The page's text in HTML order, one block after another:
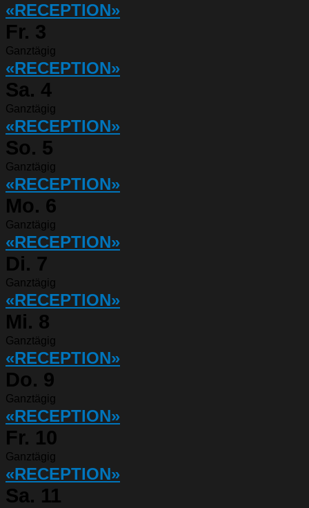
«RECEPTION»
Fr. 3
Ganztägig
«RECEPTION»
Sa. 4
Ganztägig
«RECEPTION»
So. 5
Ganztägig
«RECEPTION»
Mo. 6
Ganztägig
«RECEPTION»
Di. 7
Ganztägig
«RECEPTION»
Mi. 8
Ganztägig
«RECEPTION»
Do. 9
Ganztägig
«RECEPTION»
Fr. 10
Ganztägig
«RECEPTION»
Sa. 11